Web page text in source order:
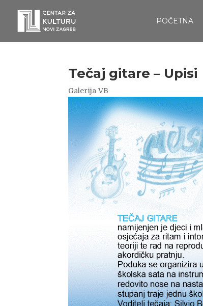
POČETNA
Tečaj gitare – Upisi
Galerija VB